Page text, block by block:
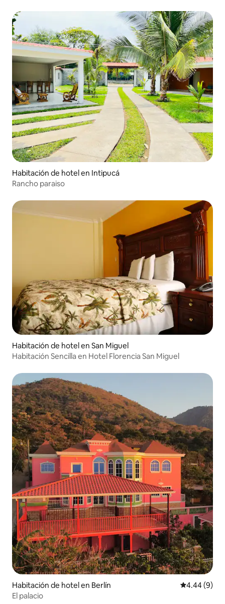
Habitación de hotel en Intipucá
Rancho paraiso
Habitación de hotel en San Miguel
Habitación Sencilla en Hotel Florencia San Miguel
Habitación de hotel en Berlín Calificación
4.44 (9)
El palacio